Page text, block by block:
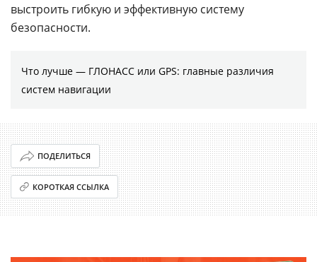
выстроить гибкую и эффективную систему
безопасности.
Что лучше — ГЛОНАСС или GPS: главные различия
систем навигации
ПОДЕЛИТЬСЯ
КОРОТКАЯ ССЫЛКА